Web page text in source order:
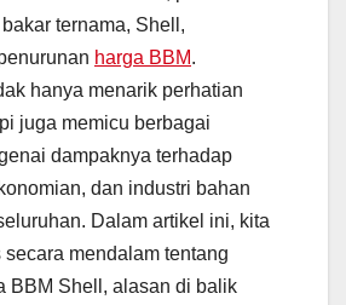
ternama, Shell,
harga BBM.
hanya menarik perhatian
juga memicu berbagai
dampaknya terhadap
dan industri bahan
Dalam artikel ini, kita
mendalam tentang
BBM Shell, alasan di balik